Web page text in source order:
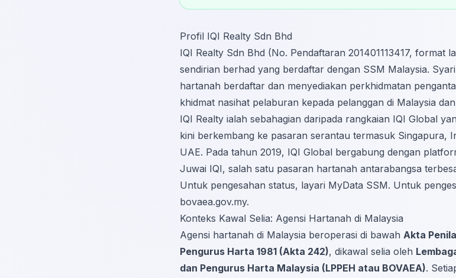
Profil IQI Realty Sdn Bhd
IQI Realty Sdn Bhd (No. Pendaftaran 201401113417, format
sendirian berhad yang berdaftar dengan SSM Malaysia.
hartanah berdaftar dan menyediakan perkhidmatan
khidmat nasihat pelaburan kepada pelanggan di Malaysia
IQI Realty ialah sebahagian daripada rangkaian IQI Global
kini berkembang ke pasaran serantau termasuk Singapura,
UAE. Pada tahun 2019, IQI Global bergabung dengan
Juwai IQI, salah satu pasaran hartanah antarabangsa
Untuk pengesahan status, layari MyData SSM. Untuk
bovaea.gov.my.
Konteks Kawal Selia: Agensi Hartanah di Malaysia
Agensi hartanah di Malaysia beroperasi di bawah Akta
Pengurus Harta 1981 (Akta 242), dikawal selia oleh
dan Pengurus Harta Malaysia (LPPEH atau BOVAEA).